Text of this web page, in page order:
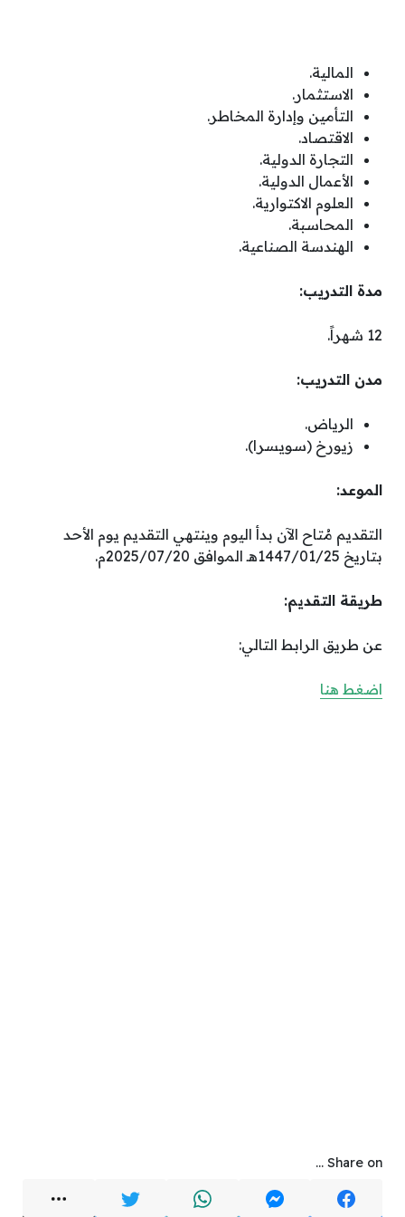
المالية.
الاستثمار.
التأمين وإدارة المخاطر.
الاقتصاد.
التجارة الدولية.
الأعمال الدولية.
العلوم الاكتوارية.
المحاسبة.
الهندسة الصناعية.
مدة التدريب:
12 شهراً.
مدن التدريب:
الرياض.
زيورخ (سويسرا).
الموعد:
التقديم مُتاح الآن بدأ اليوم وينتهي التقديم يوم الأحد
بتاريخ 1447/01/25هـ الموافق 2025/07/20م.
طريقة التقديم:
عن طريق الرابط التالي:
اضغط هنا
Share on ...